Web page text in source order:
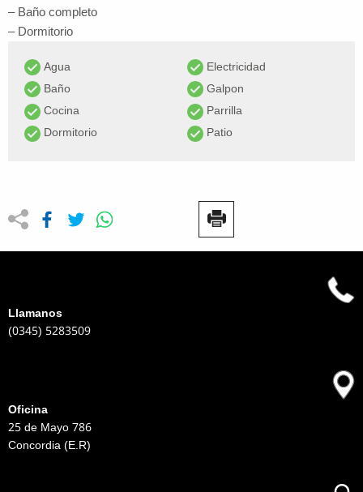
– Baño completo
– Dormitorio
Agua
Baño
Cocina
Dormitorio
Electricidad
Galpon
Parrilla
Patio
Llamanos
(0345) 5283509
Oficina
25 de Mayo 786
Concordia (E.R)